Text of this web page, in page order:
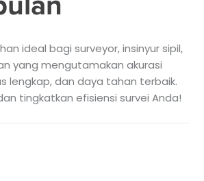
ideal bagi surveyor, insinyur sipil,
yang mengutamakan akurasi
lengkap, dan daya tahan terbaik.
tingkatkan efisiensi survei Anda!